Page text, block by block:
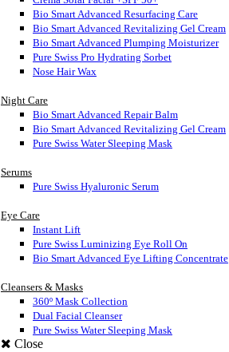
Bio Smart Advanced Resurfacing Care
Bio Smart Advanced Revitalizing Gel Cream
Bio Smart Advanced Plumping Moisturizer
Pure Swiss Pro Hydrating Sorbet
Nose Hair Wax
Night Care
Bio Smart Advanced Repair Balm
Bio Smart Advanced Revitalizing Gel Cream
Pure Swiss Water Sleeping Mask
Serums
Pure Swiss Hyaluronic Serum
Eye Care
Instant Lift
Pure Swiss Luminizing Eye Roll On
Bio Smart Advanced Eye Lifting Concentrate
Cleansers & Masks
360º Mask Collection
Dual Facial Cleanser
Pure Swiss Water Sleeping Mask
Close